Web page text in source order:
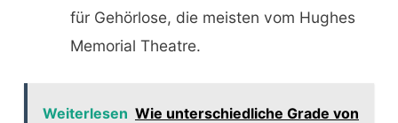
für Gehörlose, die meisten vom Hughes
Memorial Theatre.
Weiterlesen Wie unterschiedliche Grade von